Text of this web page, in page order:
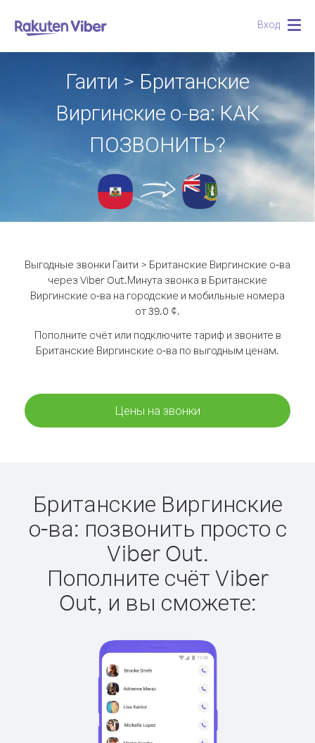
Вход
Гаити > Британские
Виргинские о-ва: КАК
ПОЗВОНИТЬ?
Выгодные звонки Гаити > Британские Виргинские о-ва
через Viber Out.Минута звонка в Британские
Виргинские о-ва на городские и мобильные номера
от 39.0 ¢.
Пополните счёт или подключите тариф и звоните в
Британские Виргинские о-ва по выгодным ценам.
Цены на звонки
Британские Виргинские
о-ва: позвонить просто с
Viber Out.
Пополните счёт Viber
Out, и вы сможете: